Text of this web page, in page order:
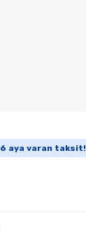
6 aya varan taksit!